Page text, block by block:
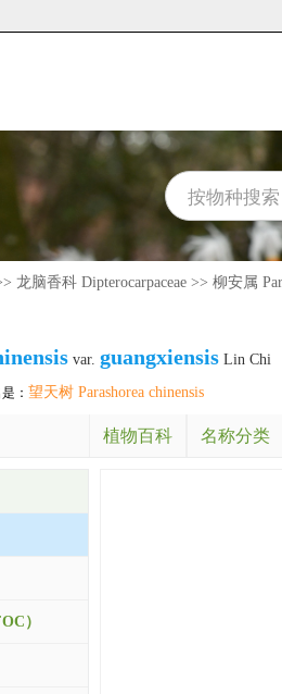
龙脑香科 Dipterocarpaceae >> 柳安属
var. guangxiensis Lin Chi
： 望天树 Parashorea chinensis
植物百科 名称分类
）